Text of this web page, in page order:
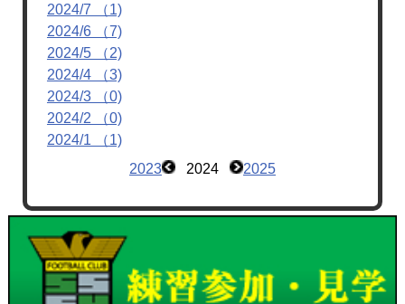
2024/7 （1)
2024/6 （7)
2024/5 （2)
2024/4 （3)
2024/3 （0)
2024/2 （0)
2024/1 （1)
2023
2024 2025